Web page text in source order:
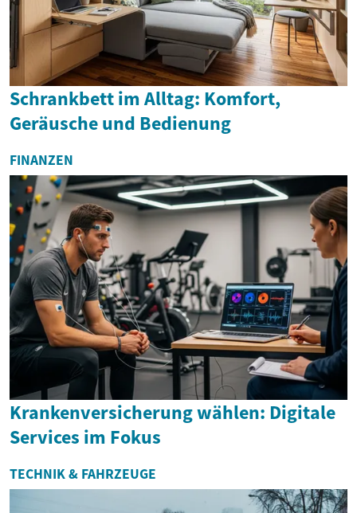
Schrankbett im Alltag: Komfort,
Geräusche und Bedienung
FINANZEN
Krankenversicherung wählen: Digitale
Services im Fokus
TECHNIK & FAHRZEUGE